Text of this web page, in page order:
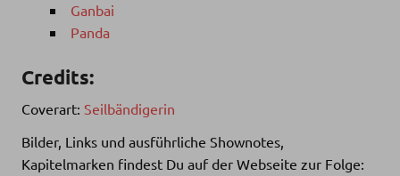
Ganbai
Panda
Credits:
Coverart: Seilbändigerin
Bilder, Links und ausführliche Shownotes,
Kapitelmarken findest Du auf der Webseite zur Folge: